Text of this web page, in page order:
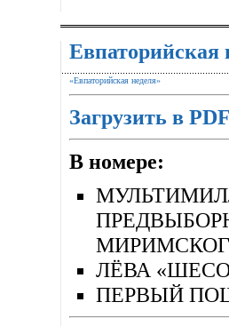
Евпаторийская
«Евпаторийская неделя»
Загрузить в
В номере:
ЛЁВА
ПЕРВЫЙ